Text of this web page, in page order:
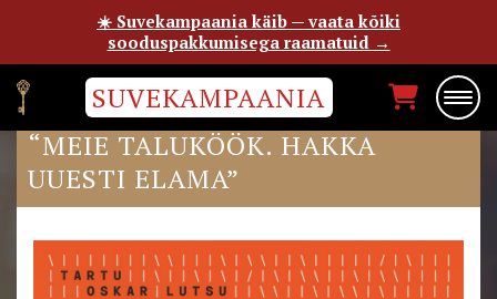
SUVEKAMPAANIA
VESTLUSÕHTU: MANONA PARIS
“MEIE TALUKÖÖK. HAKKA
UUESTI ELAMA”
☀️ Suvekampaania käib — vaata kõiki
sooduspakkumisega raamatuid →